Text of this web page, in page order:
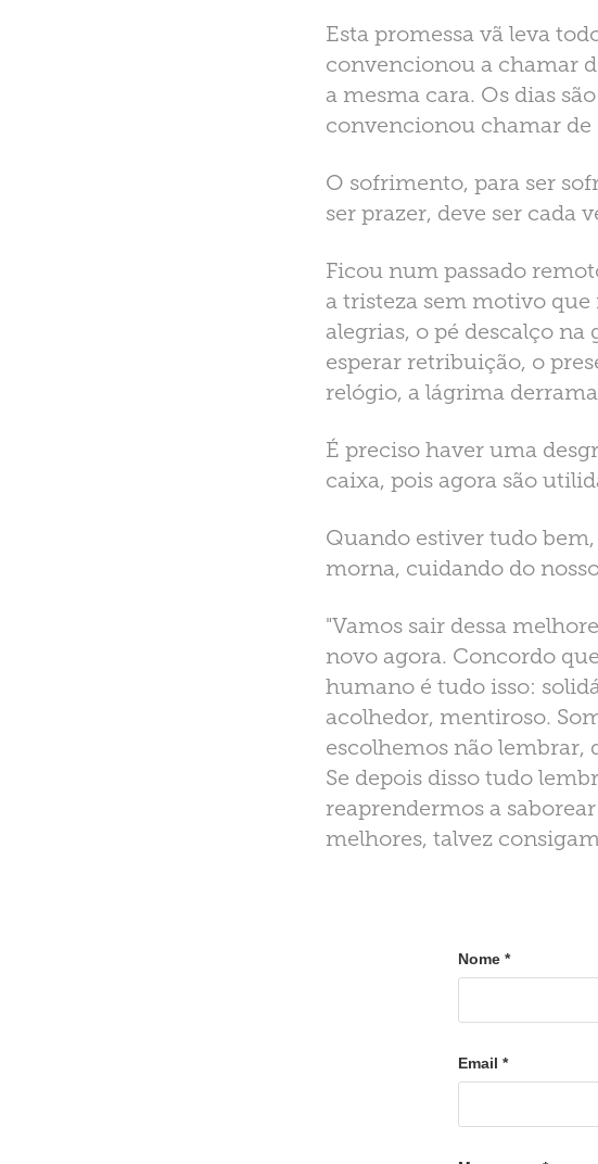
Esta promessa vã leva
convencionou a chamar
a mesma cara. Os dias
convencionou chamar de
O sofrimento, para ser
ser prazer, deve ser cada
Ficou num passado
a tristeza sem motivo que
alegrias, o pé descalço
esperar retribuição, o
relógio, a lágrima
É preciso haver uma
caixa, pois agora são
Quando estiver tudo
morna, cuidando do
"Vamos sair dessa
novo agora. Concordo
humano é tudo isso:
acolhedor, mentiroso.
escolhemos não lembrar,
Se depois disso tudo
reaprendermos a
melhores, talvez
Nome *
Email *